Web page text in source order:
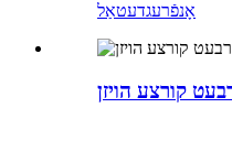
אָנפֿרעגדעטאַל
קורצע הויזן